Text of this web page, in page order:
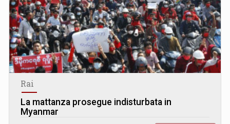
Rai
La mattanza prosegue indisturbata in
Myanmar